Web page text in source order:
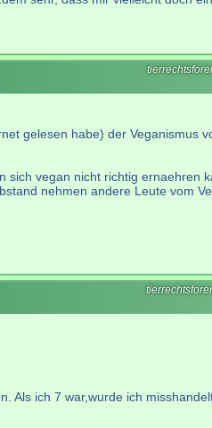
gelesen habe) der Veganismus
sich vegan nicht richtig ernaehren
nehmen andere Leute vom
Als ich 7 war,wurde ich